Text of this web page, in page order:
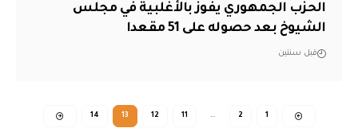
الحزب الجمهوري يفوز بالأغلبية في مجلس
الشيوخ بعد حصوله على 51 مقعدا
قبل سنتين
1
2
…
11
12
13
14